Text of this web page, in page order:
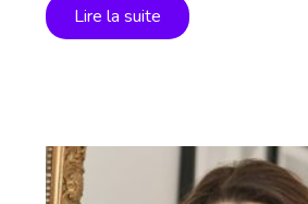
Lire la suite